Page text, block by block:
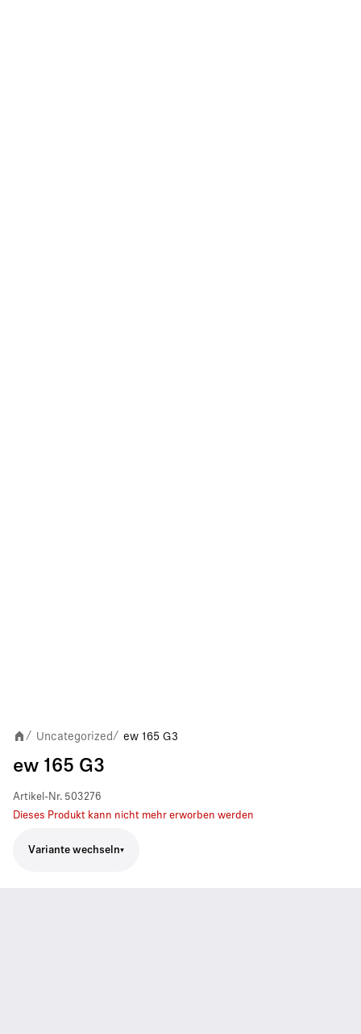
/ Uncategorized / ew 165 G3
ew 165 G3
Artikel-Nr. 503276
Dieses Produkt kann nicht mehr erworben werden
Variante wechseln